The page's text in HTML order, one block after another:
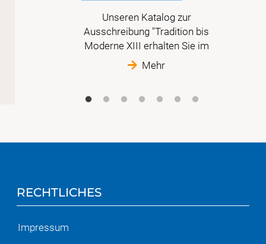
Unseren Katalog zur
Ausschreibung "Tradition bis
Moderne XIII erhalten Sie im
Mehr
RECHTLICHES
Impressum